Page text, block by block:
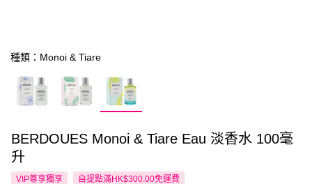
種類：Monoi & Tiare
BERDOUES Monoi & Tiare Eau 淡香水 100毫
升
VIP尊享獨享 自提點滿HK$300.00免運費